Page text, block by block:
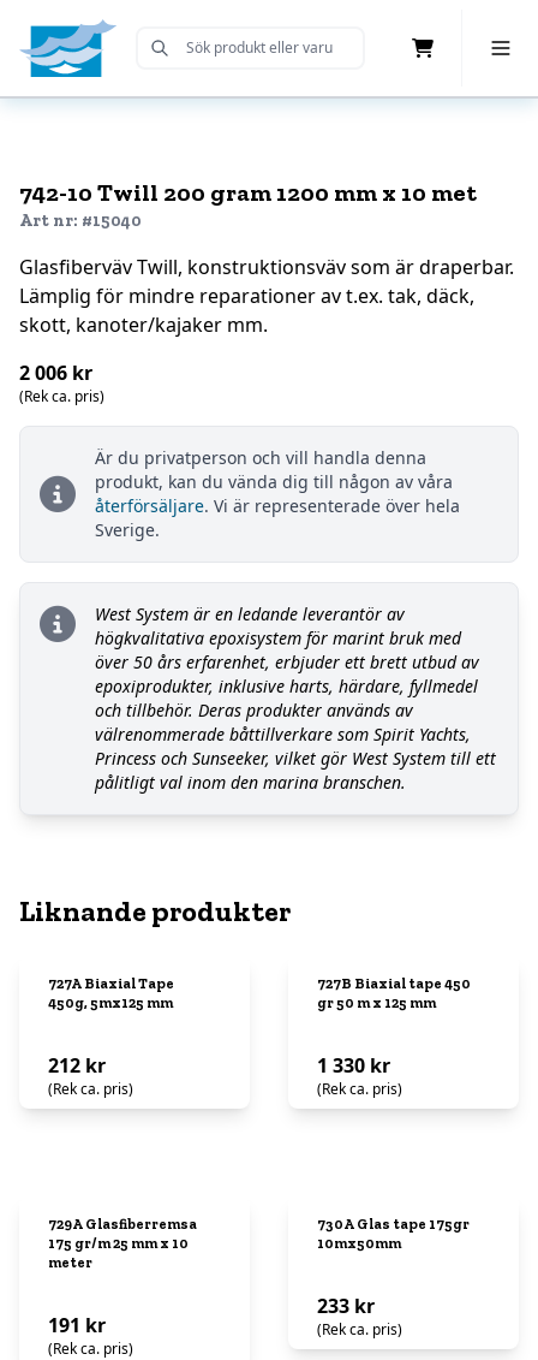
Home Submit Search
742-10 Twill 200 gram 1200 mm x 10 met
Art nr: #15040
Glasfiberväv Twill, konstruktionsväv som är draperbar.
Lämplig för mindre reparationer av t.ex. tak, däck,
skott, kanoter/kajaker mm.
2 006 kr
(Rek ca. pris)
Är du privatperson och vill handla denna
produkt, kan du vända dig till någon av våra
återförsäljare. Vi är representerade över hela
Sverige.
West System är en ledande leverantör av
högkvalitativa epoxisystem för marint bruk med
över 50 års erfarenhet, erbjuder ett brett utbud av
epoxiprodukter, inklusive harts, härdare, fyllmedel
och tillbehör. Deras produkter används av
välrenommerade båttillverkare som Spirit Yachts,
Princess och Sunseeker, vilket gör West System till ett
pålitligt val inom den marina branschen.
Liknande produkter
727A Biaxial Tape
450g, 5mx125 mm
212 kr
(Rek ca. pris)
727B Biaxial tape 450
gr 50 m x 125 mm
1 330 kr
(Rek ca. pris)
729A Glasfiberremsa
175 gr/m 25 mm x 10
meter
191 kr
(Rek ca. pris)
730A Glas tape 175gr
10mx50mm
233 kr
(Rek ca. pris)